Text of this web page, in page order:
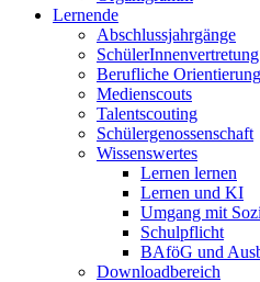
Lernende
Abschlussjahrgänge
SchülerInnenvertretung
Berufliche Orientierung
Medienscouts
Talentscouting
Schüler­genossen­schaft
Wissenswertes
Lernen lernen
Lernen und KI
Umgang mit
Schulpflicht
BAföG und
Downloadbereich